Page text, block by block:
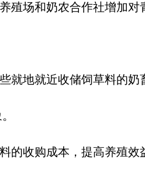
殖场和奶农合作社增加对
就地就近收储饲草料的奶
的收购成本，提高养殖效